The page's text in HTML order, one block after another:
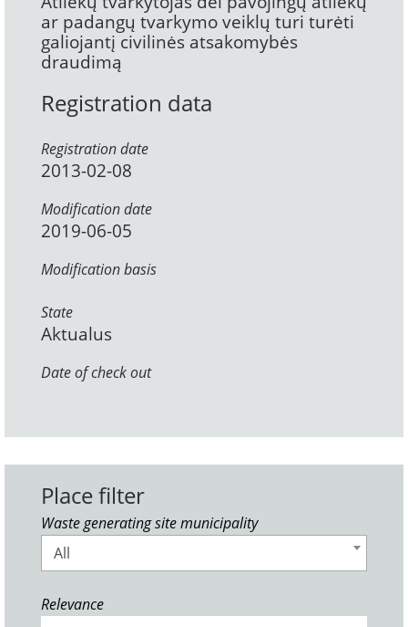
ar padangų tvarkymo veiklų turi turėti
galiojantį civilinės atsakomybės
draudimą
Registration data
Registration date
2013-02-08
Modification date
2019-06-05
Modification basis
State
Aktualus
Date of check out
Place filter
Waste generating site municipality
All
Relevance